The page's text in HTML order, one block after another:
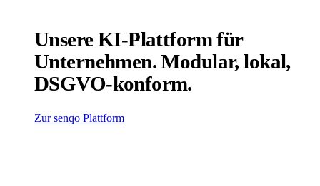
Unsere KI-Plattform für
Unternehmen. Modular, lokal,
DSGVO-konform.
Zur senqo Plattform